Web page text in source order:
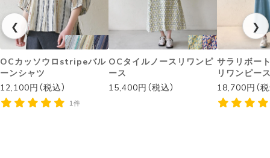
❮
OCカッソウロstripeバル
ーンシャツ
12,100円（税込）
1件
OCタイルノースリワンピ
ース
15,400円（税込）
サラリボー
リワンピー
18,700円（税
❯